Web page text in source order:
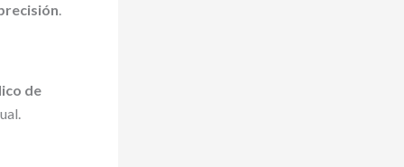
.
de